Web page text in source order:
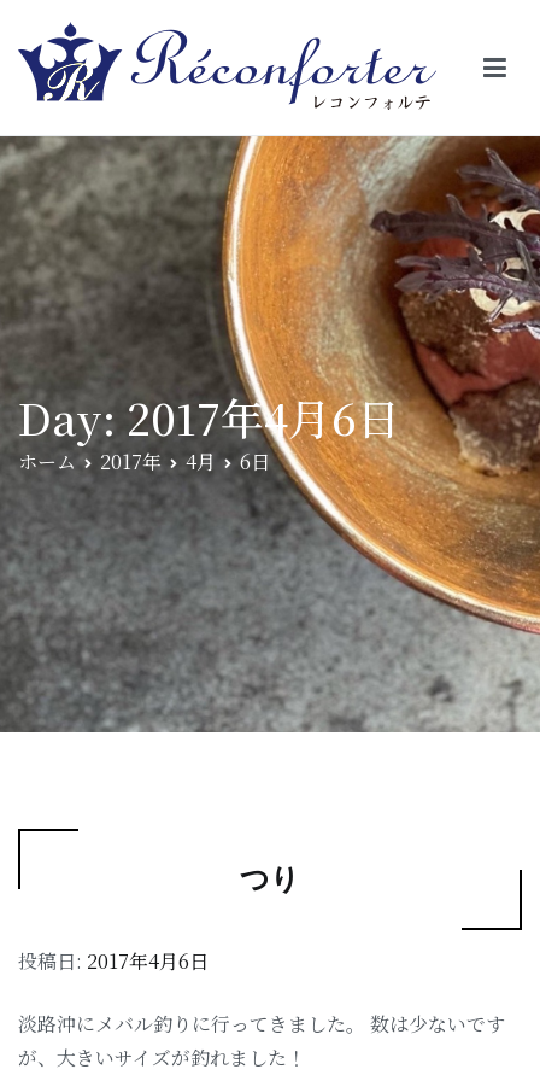
【レコンフォルテ】吹田・千里山/フレンチ（フラ
ンス料理）
絵の様に見える。そんな空間で、ゆっくり素材そのものの旨さを閉
じ込めたフレンチを・・・・・。
Day: 2017年4月6日
ホーム 2017年 4月 6日
つり
投稿日: 2017年4月6日
淡路沖にメバル釣りに行ってきました。 数は少ないです
が、大きいサイズが釣れました！